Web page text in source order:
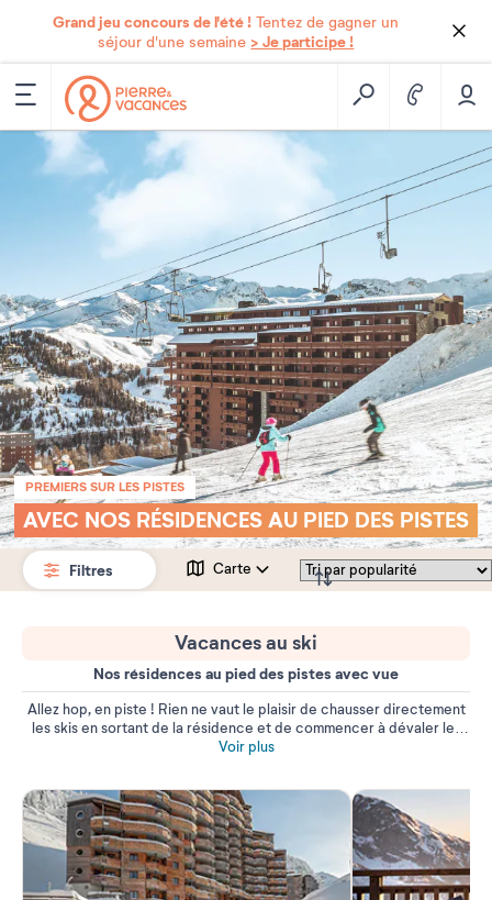
Grand jeu concours de l'été ! Tentez de gagner un
séjour d'une semaine > Je participe !
PREMIERS SUR LES PISTES
AVEC NOS RÉSIDENCES AU PIED DES PISTES
Filtres Carte
Vacances au ski
Nos résidences au pied des pistes avec vue
Allez hop, en piste ! Rien ne vaut le plaisir de chausser directement
les skis en sortant de la résidence et de commencer à dévaler les
pistes pour en profiter toute la journée.
Voir plus